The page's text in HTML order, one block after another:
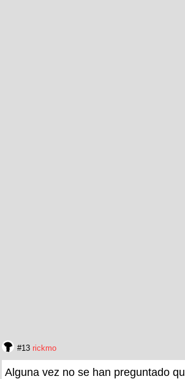
#13 rickmo
Alguna vez no se han preguntado